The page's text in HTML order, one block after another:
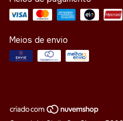
Meios de envio